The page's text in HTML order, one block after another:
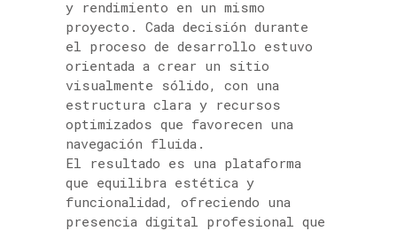
y rendimiento en un mismo
proyecto. Cada decisión durante
el proceso de desarrollo estuvo
orientada a crear un sitio
visualmente sólido, con una
estructura clara y recursos
optimizados que favorecen una
navegación fluida.
El resultado es una plataforma
que equilibra estética y
funcionalidad, ofreciendo una
presencia digital profesional que